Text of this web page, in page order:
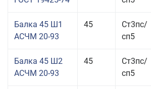
Балка 45 Ш1
АСЧМ 20-93
45
Ст3пс/
сп5
Балка 45 Ш2
АСЧМ 20-93
45
Ст3пс/
сп5